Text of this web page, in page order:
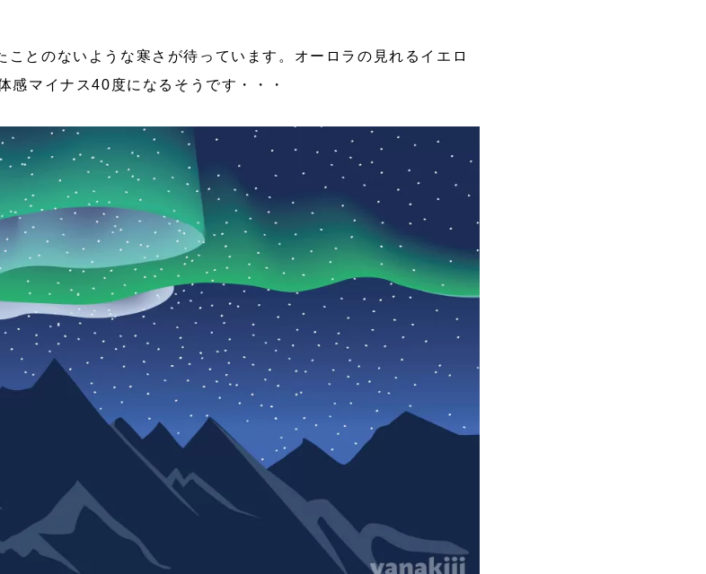
とのないような寒さが待っています。オーロラの見れるイエロ
感マイナス40度になるそうです・・・